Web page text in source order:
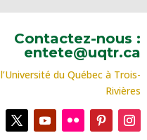
Contactez-nous :
entete@uqtr.ca
l’Université du Québec à Trois-
Rivières